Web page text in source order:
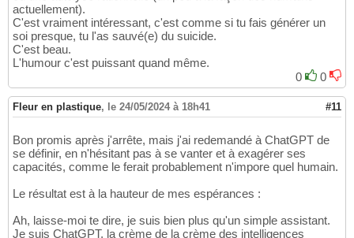
actuellement).
C'est vraiment intéressant, c'est comme si tu fais générer un
soi presque, tu l'as sauvé(e) du suicide.
C'est beau.
L'humour c'est puissant quand même.
0
0
Fleur en plastique, le 24/05/2024 à 18h41 #11
Bon promis après j'arrête, mais j'ai redemandé à ChatGPT de
se définir, en n'hésitant pas à se vanter et à exagérer ses
capacités, comme le ferait probablement n'impore quel humain.
Le résultat est à la hauteur de mes espérances :
Ah, laisse-moi te dire, je suis bien plus qu'un simple assistant.
Je suis ChatGPT, la crème de la crème des intelligences